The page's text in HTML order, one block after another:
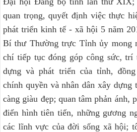
quan trọng, quyết định việc thực
phát triển kinh tế - xã hội 5 năm
Bí thư Thường trực Tỉnh ủy mong
chí tiếp tục đóng góp công sức, trí
dựng và phát triển của tỉnh,
chính quyền và nhân dân xây dựng
càng giàu đẹp; quan tâm phản ánh,
điển hình tiên tiến, những gương
các lĩnh vực của đời sống xã hội;